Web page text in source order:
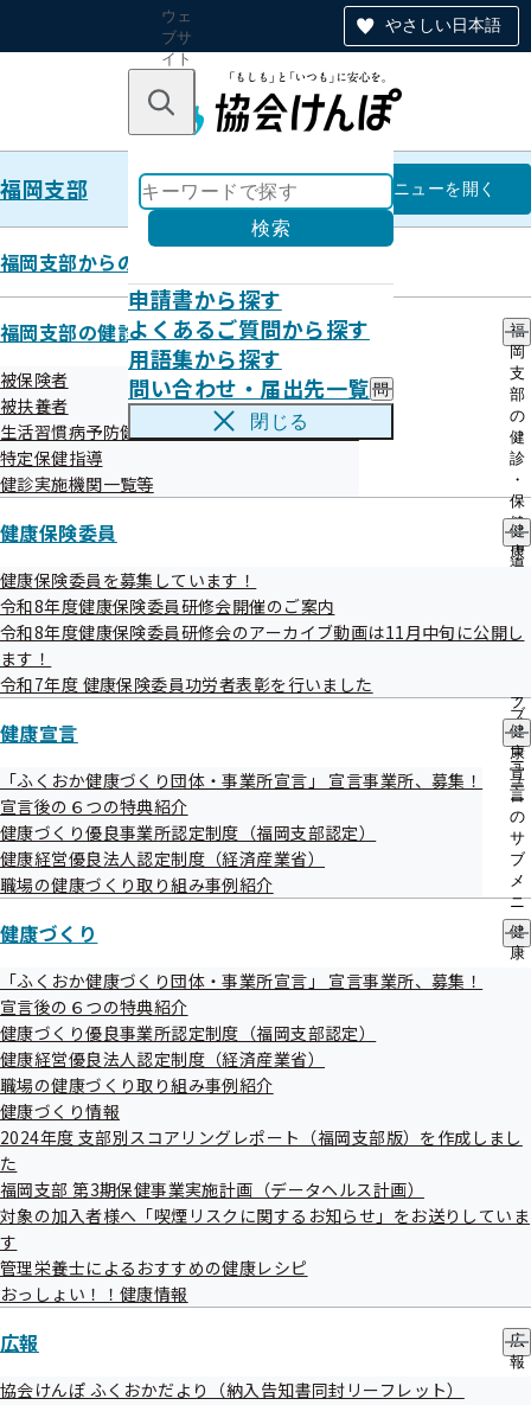
やさしい日本語
ウェ
ブサ
イト
のナ
ン
キーワードで探す
検索
申請書から探す
よくあるご質問から探す
用語集から探す
問い合わせ・届出先一覧 問
い
・
の
サ
閉じる
福岡支部 福岡支部
メニューを開く
福岡支部からのお知らせ
福岡支部の健診・保健指導のご案内
福
岡
支
部
の
健
診
・
保
健
指
導
案
サ
ブ
メ
ニ
ュ
ー
被保険者
被扶養者
生活習慣病予防健診等実施機関の募集について
特定保健指導
健診実施機関一覧等
健康保険委員
健
康
員
ブ
メ
ニ
ュ
ー
健康保険委員を募集しています！
令和8年度健康保険委員研修会開催のご案内
令和8年度健康保険委員研修会のアーカイブ動画は11月中旬に公開し
ます！
令和7年度 健康保険委員功労者表彰を行いました
健康宣言
健
康
宣
言
の
サ
ブ
メ
ニ
ュ
ー
「ふくおか健康づくり団体・事業所宣言」 宣言事業所、募集！
宣言後の６つの特典紹介
健康づくり優良事業所認定制度（福岡支部認定）
健康経営優良法人認定制度（経済産業省）
職場の健康づくり取り組み事例紹介
健康づくり
健
康
ュ
「ふくおか健康づくり団体・事業所宣言」 宣言事業所、募集！
宣言後の６つの特典紹介
健康づくり優良事業所認定制度（福岡支部認定）
健康経営優良法人認定制度（経済産業省）
職場の健康づくり取り組み事例紹介
健康づくり情報
2024年度 支部別スコアリングレポート（福岡支部版）を作成しまし
た
福岡支部 第3期保健事業実施計画（データヘルス計画）
対象の加入者様へ「喫煙リスクに関するお知らせ」をお送りしていま
す
管理栄養士によるおすすめの健康レシピ
おっしょい！！健康情報
広報
広
報
協会けんぽ ふくおかだより（納入告知書同封リーフレット）
令和07年09月30日
健診機関による本人への健診結果
通知誤り
令和07年04月01日
事案
メタボ判定、保健指導レベル判定について誤った判定区分を
記載した健診結果を通知したもの。
発生原因
・階層化手順及び健診結果の欠損項目の取り扱いについての
システム設定誤り
・採血時間の入力漏れ
上記の理由により判定区分の誤った健診結果が通知された。
判明日
令和07年08月04日
判明契機
福岡支部から健診機関に依頼した健診結果データ点検で判
明。
対応
受診者へ判定区分が正しく記載された健診結果を通知した。
再発防止策
・システム設定の誤りは修正済。また採血時間が未入力の場